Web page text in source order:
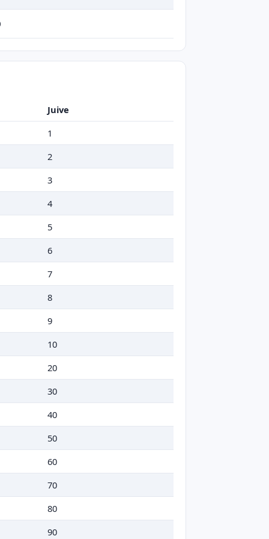
Juive
1
2
3
4
5
6
7
8
9
10
20
30
40
50
60
70
80
90